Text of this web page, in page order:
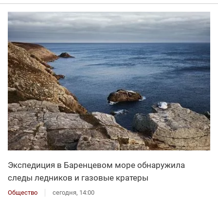
Экспедиция в Баренцевом море обнаружила
следы ледников и газовые кратеры
Общество сегодня, 14:00